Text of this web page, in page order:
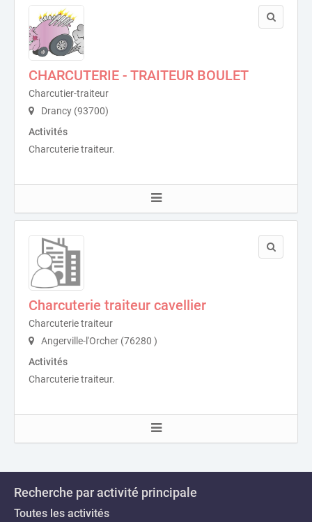
CHARCUTERIE - TRAITEUR BOULET
Charcutier-traiteur
Drancy (93700)
Activités
Charcuterie traiteur.
Charcuterie traiteur cavellier
Charcuterie traiteur
Angerville-l'Orcher (76280 )
Activités
Charcuterie traiteur.
Recherche par activité principale
Toutes les activités